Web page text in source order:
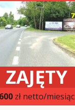
ZAJĘTY
600zł netto/miesiąc